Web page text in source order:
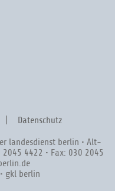
Datenschutz
landesdienst berlin • Alt-
4422 • Fax: 030 2045
gkl berlin